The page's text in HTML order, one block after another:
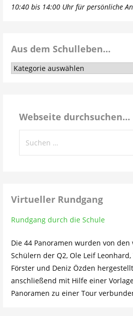
10:40 bis 14:00 Uhr für persönliche
Aus dem Schulleben…
Aus
Webseite durchsuchen…
nach:
Virtueller Rundgang
Rundgang durch die Schule
Die 44 Panoramen wurden von
Schülern der Q2, Ole Leif
Förster und Deniz Özden
anschließend mit Hilfe einer
Panoramen zu einer Tour